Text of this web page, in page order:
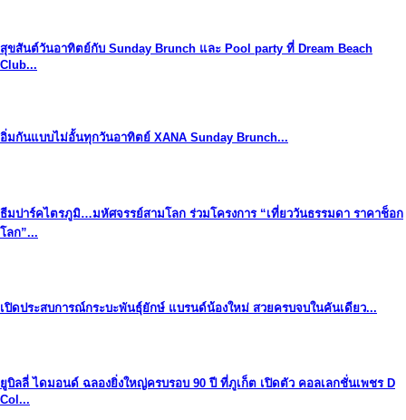
สุขสันต์วันอาทิตย์กับ Sunday Brunch และ Pool party ที่ Dream Beach
Club...
อิ่มกันแบบไม่อั้นทุกวันอาทิตย์ XANA Sunday Brunch...
ธีมปาร์คไตรภูมิ…มหัศจรรย์สามโลก ร่วมโครงการ “เที่ยววันธรรมดา ราคาช็อก
โลก”...
เปิดประสบการณ์กระบะพันธุ์ยักษ์ แบรนด์น้องใหม่ สวยครบจบในคันเดียว...
ยูบิลลี่ ไดมอนด์ ฉลองยิ่งใหญ่ครบรอบ 90 ปี ที่ภูเก็ต เปิดตัว คอลเลกชั่นเพชร D
Col...